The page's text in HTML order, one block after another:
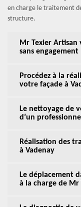
en charge le traitement
structure.
Mr Texier
sans engagement
Procédez à la
votre façade à
Le nettoyage de
d’un professionnel
Réalisation des
à Vadenay
Le déplacement
à la charge de Mr